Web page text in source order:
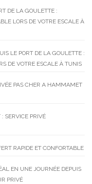
DE LA GOULETTE :
LORS DE VOTRE ESCALE À
LE PORT DE LA GOULETTE :
DE VOTRE ESCALE À TUNIS
PAS CHER A HAMMAMET
SERVICE PRIVÉ
RAPIDE ET CONFORTABLE
EN UNE JOURNÉE DEPUIS
PRIVÉ